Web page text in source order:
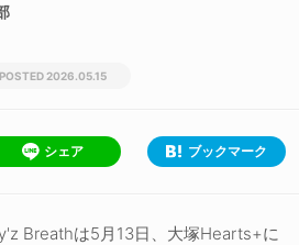
2026.05.15
シェア ブックマーク
Breathは5月13日、大塚Hearts+に